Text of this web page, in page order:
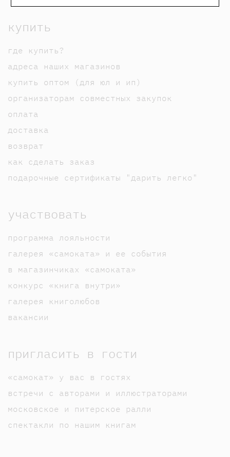
купить
где купить?
адреса наших магазинов
купить оптом (для юл и ип)
организаторам совместных закупок
оплата
доставка
возврат
как сделать заказ
подарочные сертификаты "дарить легко"
участвовать
программа лояльности
галерея «самоката» и ее события
в магазинчиках «самоката»
конкурс «книга внутри»
галерея книголюбов
вакансии
пригласить в гости
«самокат» у вас в гостях
встречи с авторами и иллюстраторами
московское и питерское ралли
спектакли по нашим книгам